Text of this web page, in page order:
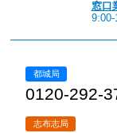
窓口
9:00-
都城局
0120-292-
志布志局